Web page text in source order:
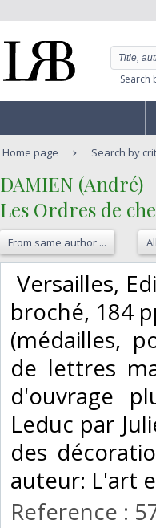
Search
Home page Search by
‎DAMIEN (André)‎
‎Les Ordres de
From same author ...
Versailles,
broché, 184
(médailles,
de lettres
d'ouvrage
Leduc par
des
auteur: L'art
Reference :